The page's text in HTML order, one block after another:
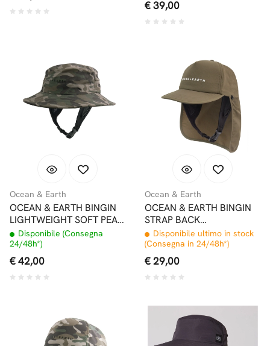
€ 39,00
Ocean & Earth
OCEAN & EARTH BINGIN
LIGHTWEIGHT SOFT PEAK
CAPPELLINO SURF CAMO
Disponibile (Consegna
24/48h*)
€ 42,00
Ocean & Earth
OCEAN & EARTH BINGIN
STRAP BACK
LEGIONNAIRE SURF CAP
OLIVE
Disponibile ultimo in stock
(Consegna in 24/48h*)
€ 29,00